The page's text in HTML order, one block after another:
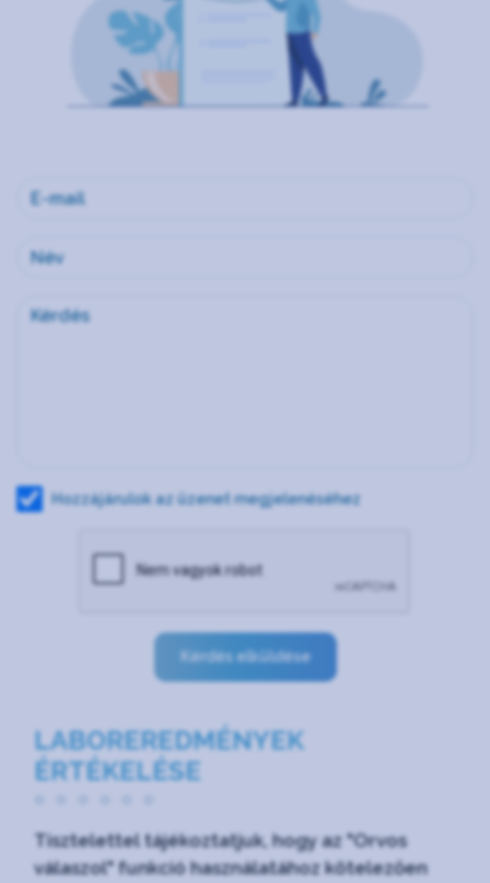
Hozzájárulok az üzenet megjelenéséhez
Kérdés elküldése
LABOREREDMÉNYEK
ÉRTÉKELÉSE
Tisztelettel tájékoztatjuk, hogy az "Orvos
válaszol" funkció használatához kötelezően